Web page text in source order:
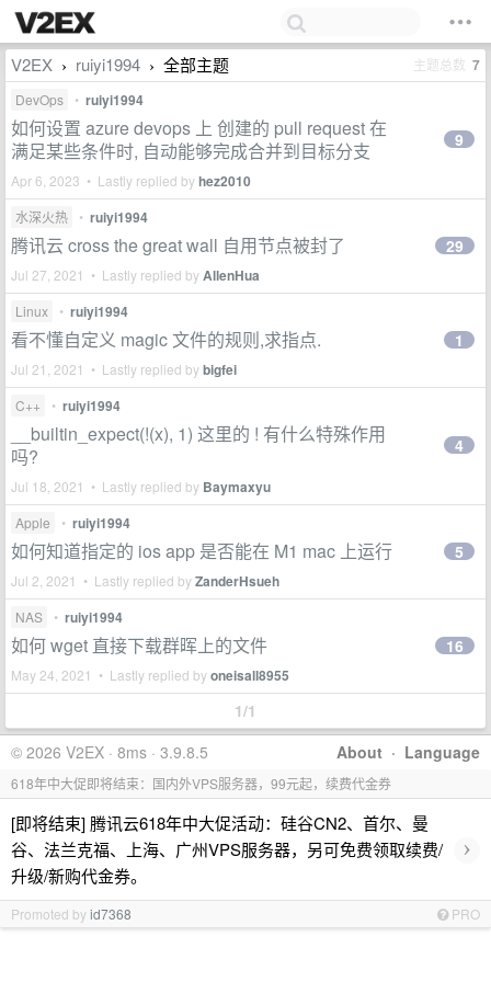
V2EX › ruiyi1994 › 全部主题 主题总数 7
DevOps • ruiyi1994
如何设置 azure devops 上 创建的 pull request 在
满足某些条件时, 自动能够完成合并到目标分支
Apr 6, 2023 • Lastly replied byhez2010
9
水深火热 • ruiyi1994
腾讯云 cross the great wall 自用节点被封了
Jul 27, 2021 • Lastly replied byAllenHua
29
Linux • ruiyi1994
看不懂自定义 magic 文件的规则,求指点.
Jul 21, 2021 • Lastly replied bybigfei
1
C++ • ruiyi1994
__builtin_expect(!(x), 1) 这里的 ! 有什么特殊作用
吗?
Jul 18, 2021 • Lastly replied by Baymaxyu
4
Apple • ruiyi1994
如何知道指定的 ios app 是否能在 M1 mac 上运行
Jul 2, 2021 • Lastly replied byZanderHsueh
5
NAS • ruiyi1994
如何 wget 直接下载群晖上的文件
May 24, 2021 • Lastly replied byoneisall8955
16
1/1
About · Language
© 2026 V2EX · 8ms · 3.9.8.5
618年中大促即将结束：国内外VPS服务器，99元起，续费代金券
[即将结束] 腾讯云618年中大促活动：硅谷CN2、首尔、曼
谷、法兰克福、上海、广州VPS服务器，另可免费领取续费/
升级/新购代金券。
›
Promoted byid7368 PRO